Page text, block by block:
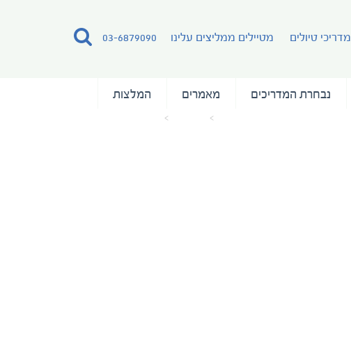
03-6879090 מדריכי טיולים מטיילים ממליצים עלינו
נבחרת המדריכים מאמרים המלצות